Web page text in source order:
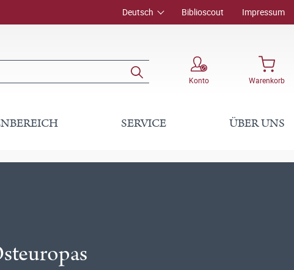
Deutsch Biblioscout Impressum
Konto Warenkorb
SERVICE ÜBER UNS